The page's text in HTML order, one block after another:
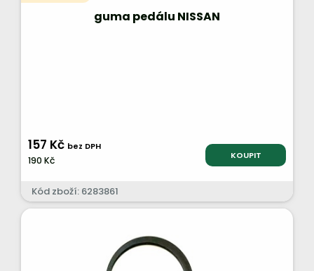
guma pedálu NISSAN
157 Kč bez DPH
190 Kč KOUPIT
Kód zboží: 6283861